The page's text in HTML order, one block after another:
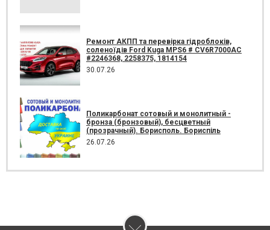
Ремонт АКПП та перевірка гідроблоків,
соленоїдів Ford Kuga MPS6 # CV6R7000AC
#2246368, 2258375, 1814154
30.07.26
Поликарбонат сотовый и монолитный -
бронза (бронзовый), бесцветный
(прозрачный). Борисполь. Бориспіль
26.07.26